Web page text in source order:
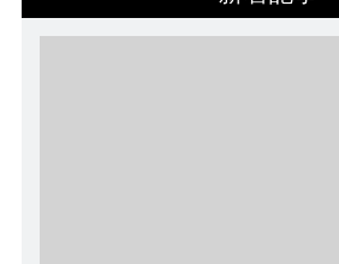
トレーナーの仲座さんにはフォームはもとよ
ュー、サプリなど幅広くトータルで教えて